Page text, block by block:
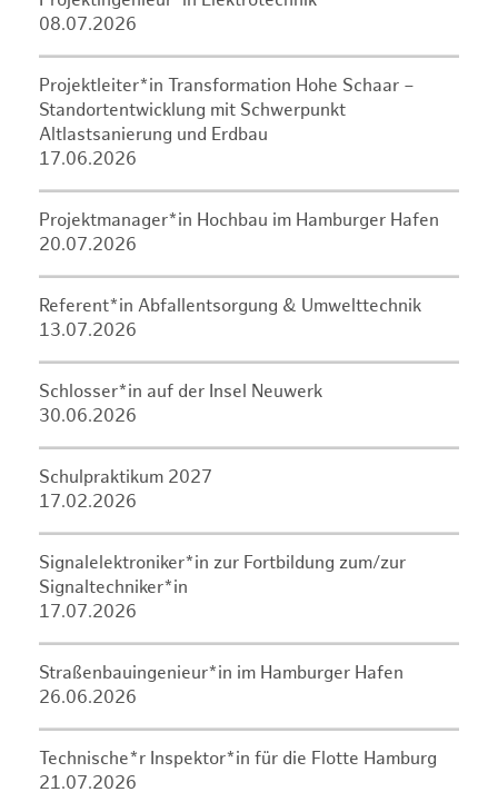
08.07.2026
Projektleiter*in Transformation Hohe Schaar –
Standortentwicklung mit Schwerpunkt
Altlastsanierung und Erdbau
17.06.2026
Projektmanager*in Hochbau im Hamburger Hafen
20.07.2026
Referent*in Abfallentsorgung & Umwelttechnik
13.07.2026
Schlosser*in auf der Insel Neuwerk
30.06.2026
Schulpraktikum 2027
17.02.2026
Signalelektroniker*in zur Fortbildung zum/zur
Signaltechniker*in
17.07.2026
Straßenbauingenieur*in im Hamburger Hafen
26.06.2026
Technische*r Inspektor*in für die Flotte Hamburg
21.07.2026